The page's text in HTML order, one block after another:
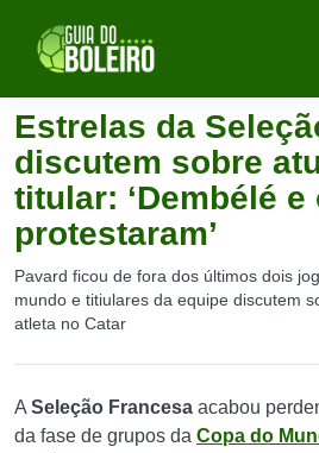
Estrelas da
discutem sobre
titular: ‘Dembélé e
protestaram’
Pavard ficou de fora dos últimos dois
mundo e titiulares da equipe discutem
atleta no Catar
A Seleção Francesa acabou
da fase de grupos da Copa do